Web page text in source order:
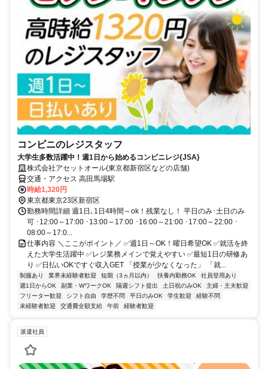
コンビニのレジスタッフ
大学生多数活躍中！週1日から始めるコンビニレジ{JSA}
株式会社アセットオール(東京都新宿区などの店舗)
交通・アクセス 高田馬場駅
時給1,320円
東京都東京23区新宿区
勤務時間詳細 週1日､1日4時間～ok！残業なし！ 平日のみ･土日のみ
可 ･12:00～17:00 ･13:00～17:00 ･16:00～21:00 ･17:00～22:00 ･
08:00～17:0...
仕事内容 ＼ここがポイント／ ✅週1日～OK！曜日希望OK ✅就活を終
えた大学生活躍中 ✅レジ業務メインで覚えやすい ✅最短1日の研修あ
り ✅日払いOKですぐ収入GET 「授業が少なくなった」 「就...
制服あり 業界未経験者歓迎 短期（3ヵ月以内） 扶養内勤務OK
社員登用あり
週1日からOK
副業・WワークOK 隔週シフト提出 土日祝のみOK
主婦・主夫歓迎
フリーター歓迎
シフト自由 学歴不問 平日のみOK 学生歓迎
経験不問
未経験者歓迎
交通費全額支給 午前 経験者歓迎
派遣社員